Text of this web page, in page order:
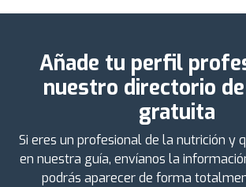
Añade tu perfil
nuestro directorio
gratuita
Si eres un profesional de la nutrición y
en nuestra guía, envíanos la
podrás aparecer de forma